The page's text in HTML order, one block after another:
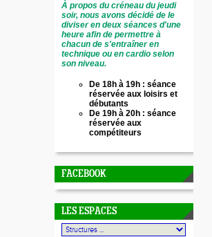
À propos du créneau du jeudi
soir, nous avons décidé de le
diviser en deux séances d'une
heure afin de permettre à
chacun de s'entraîner en
technique ou en cardio selon
son niveau.
De 18h à 19h : séance
réservée aux loisirs et
débutants
De 19h à 20h : séance
réservée aux
compétiteurs
FACEBOOK
LES ESPACES